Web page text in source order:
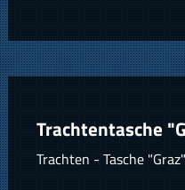
Trachtentasche
Trachten - Tasche